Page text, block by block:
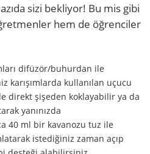
sizi bekliyor! Bu mis gibi
hem de öğrenciler
difüzör/buhurdan ile
karışımlarda kullanılan uçucu
direkt şişeden koklayabilir ya da
yanınızda
40 ml bir kavanozu tuz ile
istediğiniz zaman açıp